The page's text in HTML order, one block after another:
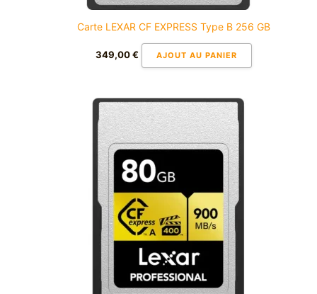
Carte LEXAR CF EXPRESS Type B 256 GB
349,00€ AJOUT AU PANIER